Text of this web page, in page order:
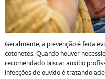
Geralmente, a prevenção é feita
cotonetes. Quando houver
recomendado buscar auxílio
infecções de ouvido é tratando